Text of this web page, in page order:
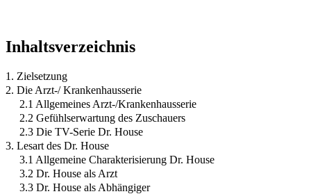
Inhaltsverzeichnis
1. Zielsetzung
2. Die Arzt-/ Krankenhausserie
2.1 Allgemeines Arzt-/Krankenhausserie
2.2 Gefühlserwartung des Zuschauers
2.3 Die TV-Serie Dr. House
3. Lesart des Dr. House
3.1 Allgemeine Charakterisierung Dr. House
3.2 Dr. House als Arzt
3.3 Dr. House als Abhängiger